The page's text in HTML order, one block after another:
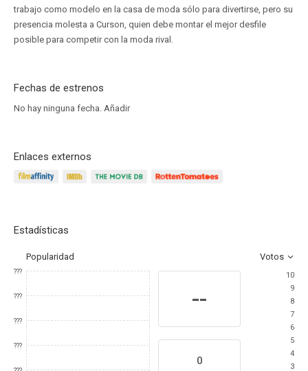
trabajo como modelo en la casa de moda sólo para divertirse, pero su
presencia molesta a Curson, quien debe montar el mejor desfile
posible para competir con la moda rival.
Fechas de estrenos
No hay ninguna fecha. Añadir
Enlaces externos
Estadísticas
Popularidad Votos
???
???
???
???
--
0
10
9
8
7
6
5
4
3